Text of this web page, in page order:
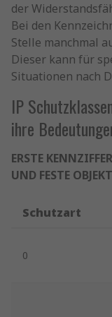
der
Bei den
Stelle manchmal
Dieser kann für
Situationen nach
IP
ihre
ERSTE
UND FESTE
Schutzart
0